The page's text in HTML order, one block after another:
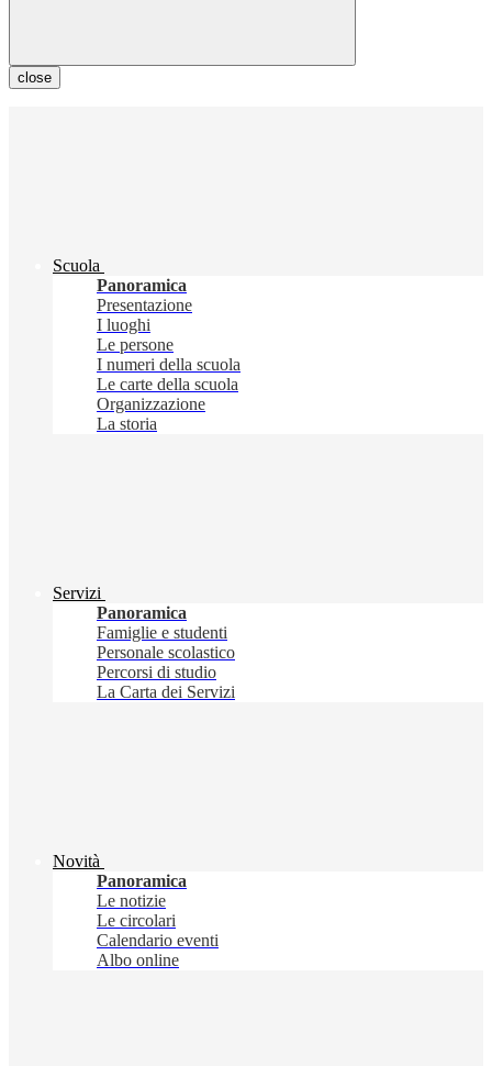
close
Scuola
Panoramica
Presentazione
I luoghi
Le persone
I numeri della scuola
Le carte della scuola
Organizzazione
La storia
Servizi
Panoramica
Famiglie e studenti
Personale scolastico
Percorsi di studio
La Carta dei Servizi
Novità
Panoramica
Le notizie
Le circolari
Calendario eventi
Albo online